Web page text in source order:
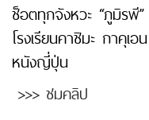
ช็อตทุกจังหวะ “ภูมิรพี
โรงเรียนคาชิมะ กาคุเ
หนังญี่ปุ่น
>>> ชมคลิป